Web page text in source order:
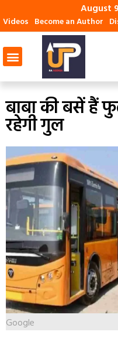
August
Videos Become an Author
बाबा की बसें हैं
रहेगी गुल
Google